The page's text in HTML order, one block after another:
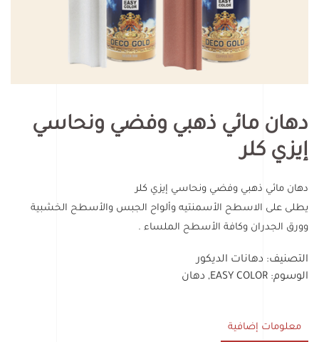
دهان مائي ذهبي وفضي ونحاسي
إيزي كلر
دهان مائي ذهبي وفضي ونحاسي إيزي كلر
يطلى على الاسطح الأسمنتيه وألواح الجبس والأسطح الخشبية
وورق الجدران وكافة الأسطح الملساء .
التصنيف: دهانات الديكور
الوسوم: EASY COLOR
, دهان
معلومات إضافية